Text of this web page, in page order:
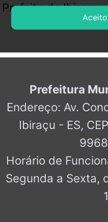
Aceito
Prefeito de Ibiraçu
Prefeitura
Endereço: Av.
Ibiraçu - ES,
Horário de
Segunda a Sexta,